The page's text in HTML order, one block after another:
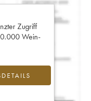
Zugriff
Wein-